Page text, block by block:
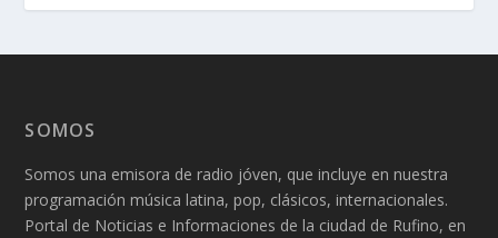
SOMOS
Somos una emisora de radio jóven, que incluye en nuestra
programación música latina, pop, clásicos, internacionales.
Portal de Noticias e Informaciones de la ciudad de Rufino, en